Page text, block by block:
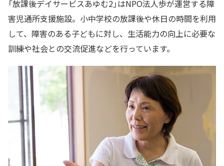
「放課後デイサービスあゆむ2」はNPO法人歩が運営する障
害児通所支援施設。小中学校の放課後や休日の時間を利用
して、障害のある子どもに対し、生活能力の向上に必要な
訓練や社会との交流促進などを行っています。